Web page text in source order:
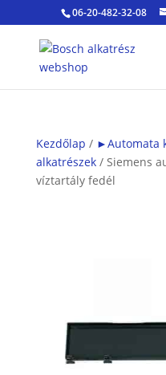
06-20-482-32-08
Kezdőlap / ►Automata
alkatrészek/ Siemens
víztartály fedél